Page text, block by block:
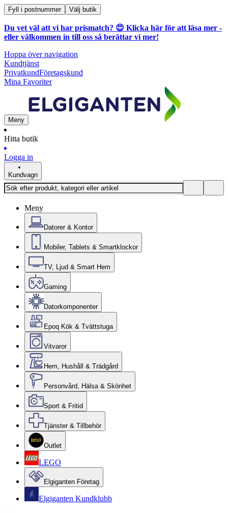
Fyll i postnummer Välj butik
Du vet väl att vi har prismatch? 😍 Klicka här för att läsa mer -
eller välkommen in till oss så berättar vi mer!
Hoppa över navigation
Kundtjänst
PrivatkundFöretagskund
Mina Favoriter
Meny
Hitta butik
Logga in
Kundvagn
Meny
Datorer & Kontor
Mobiler, Tablets & Smartklockor
TV, Ljud & Smart Hem
Gaming
Datorkomponenter
Epoq Kök & Tvättstuga
Vitvaror
Hem, Hushåll & Trädgård
Personvård, Hälsa & Skönhet
Sport & Fritid
Tjänster & Tillbehör
Outlet
LEGO
Elgiganten Företag
Elgiganten Kundklubb